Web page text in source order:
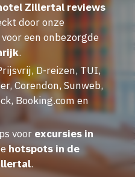
Zillertal reviews
door onze
een onbezorgde
.
D-reizen, TUI,
Corendon, Sunweb,
Booking.com en
voor excursies in
hotspots in de
.